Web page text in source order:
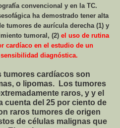
convencional y en la TC.
ha demostrado tener alta
tumores de aurícula derecha (1) y
tumoral, (2) el uso de rutina
cardíaco en el estudio de un
diagnóstica.
tumores cardíacos son
o lipomas.
Los tumores
raros, y y el
cuenta del 25 por ciento de
raros tumores de origen
de células malignas que